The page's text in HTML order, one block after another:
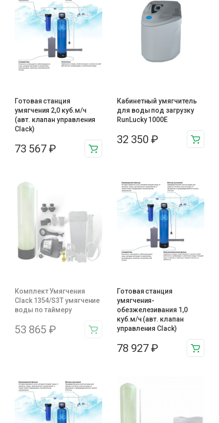
Готовая станция
умягчения 2,0 куб.м/ч
(авт. клапан управления
Clack)
73 567 ₽
Кабинетный умягчитель
для воды под загрузку
RunLucky 1000Е
32 350 ₽
Комплект Умягчения
Clack 1354/S3T умягчение
воды по таймеру
53 865 ₽
Готовая станция
умягчения-
обезжелезивания 1,0
куб.м/ч (авт. клапан
управления Clack)
78 927 ₽